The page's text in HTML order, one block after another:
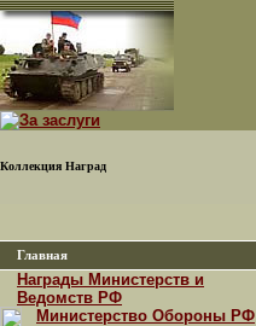
Коллекция Наград
Главная
Награды Министерств и
Ведомств РФ
Министерство Обороны РФ